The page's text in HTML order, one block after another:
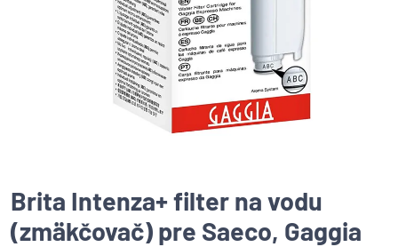
Brita Intenza+ filter na vodu
(zmäkčovač) pre Saeco, Gaggia